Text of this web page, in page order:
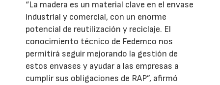
“La madera es un material clave en el envase
industrial y comercial, con un enorme
potencial de reutilización y reciclaje. El
conocimiento técnico de Fedemco nos
permitirá seguir mejorando la gestión de
estos envases y ayudar a las empresas a
cumplir sus obligaciones de RAP”, afirmó